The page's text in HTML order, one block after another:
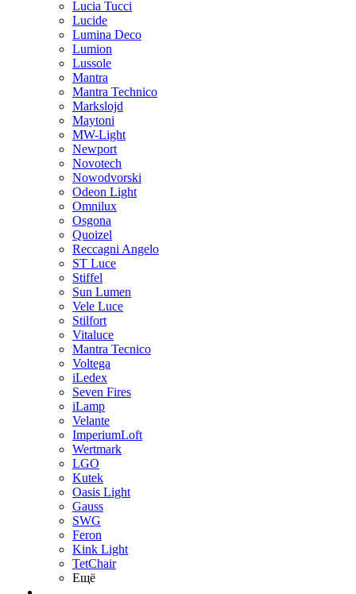
Lucia Tucci
Lucide
Lumina Deco
Lumion
Lussole
Mantra
Mantra Technico
Markslojd
Maytoni
MW-Light
Newport
Novotech
Nowodvorski
Odeon Light
Omnilux
Osgona
Quoizel
Reccagni Angelo
ST Luce
Stiffel
Sun Lumen
Vele Luce
Stilfort
Vitaluce
Mantra Tecnico
Voltega
iLedex
Seven Fires
iLamp
Velante
ImperiumLoft
Wertmark
LGO
Kutek
Oasis Light
Gauss
SWG
Feron
Kink Light
TetСhair
Ещё